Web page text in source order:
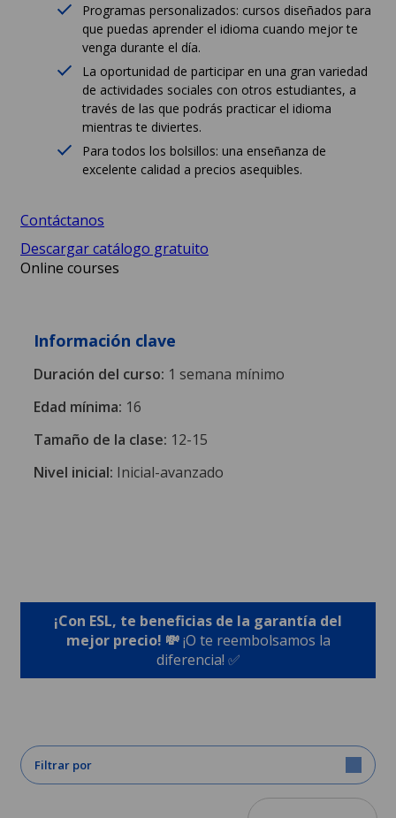
Información clave
Duración del curso: 1 semana mínimo
Edad mínima: 16
Tamaño de la clase: 12-15
Nivel inicial: Inicial-avanzado
Programas personalizados: cursos diseñados para
que puedas aprender el idioma cuando mejor te
venga durante el día.
La oportunidad de participar en una gran variedad
de actividades sociales con otros estudiantes, a
través de las que podrás practicar el idioma
mientras te diviertes.
Para todos los bolsillos: una enseñanza de
excelente calidad a precios asequibles.
Contáctanos
Descargar catálogo gratuito
Online courses
¡Con ESL, te beneficias de la garantía del
mejor precio! 💸¡O te reembolsamos la
diferencia! ✅
Filtrar por